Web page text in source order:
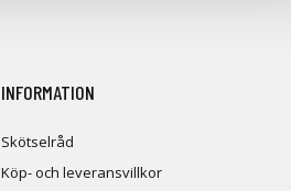
INFORMATION
Skötselråd
Köp- och leveransvillkor